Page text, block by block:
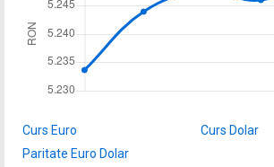
Curs Euro
Curs Dolar
Paritate Euro Dolar